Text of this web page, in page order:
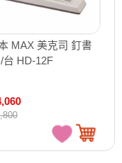
MAX 美克司 釘書
台 HD-12F